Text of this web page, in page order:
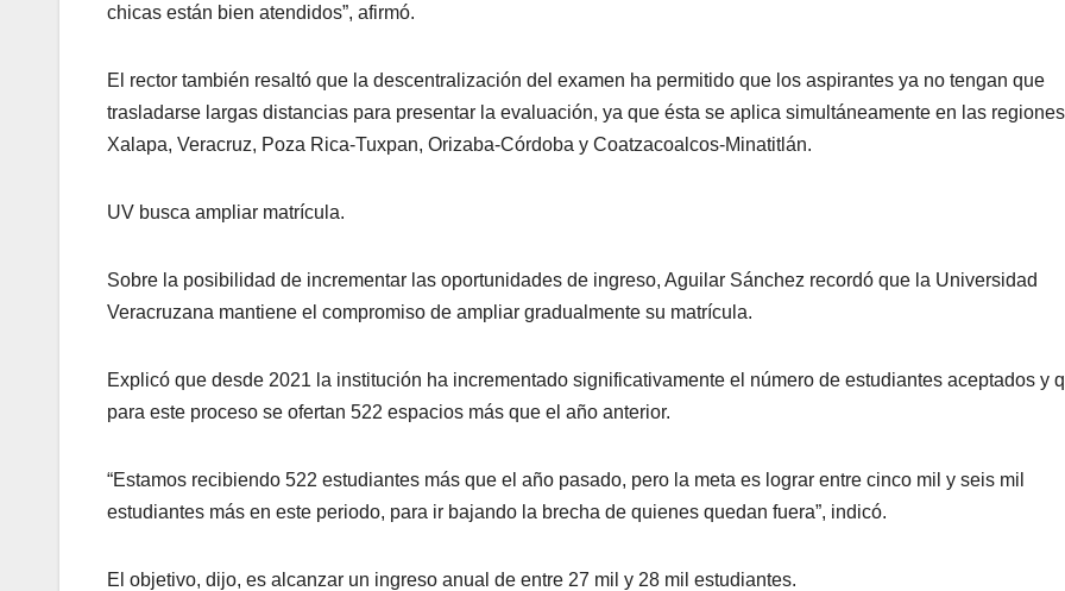
chicas están bien atendidos”, afirmó.
El rector también resaltó que la descentralización del examen ha permitido que los aspirantes ya no tengan que
trasladarse largas distancias para presentar la evaluación, ya que ésta se aplica simultáneamente en las
Xalapa, Veracruz, Poza Rica-Tuxpan, Orizaba-Córdoba y Coatzacoalcos-Minatitlán.
UV busca ampliar matrícula.
Sobre la posibilidad de incrementar las oportunidades de ingreso, Aguilar Sánchez recordó que la Universidad
Veracruzana mantiene el compromiso de ampliar gradualmente su matrícula.
Explicó que desde 2021 la institución ha incrementado significativamente el número de estudiantes aceptados y
para este proceso se ofertan 522 espacios más que el año anterior.
“Estamos recibiendo 522 estudiantes más que el año pasado, pero la meta es lograr entre cinco mil y seis mil
estudiantes más en este periodo, para ir bajando la brecha de quienes quedan fuera”, indicó.
El objetivo, dijo, es alcanzar un ingreso anual de entre 27 mil y 28 mil estudiantes.